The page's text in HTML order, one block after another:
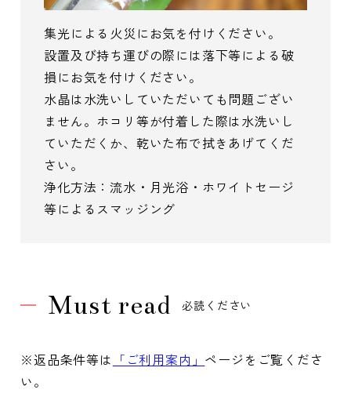
集光による火災にお気を付けください。
設置及び持ち運びの際には落下等による破
損にお気を付けください。
水晶は水洗いしていただいても問題ござい
ません。ホコリ等が付着した際は水洗いし
ていただくか、乾いた布で拭きあげてくだ
さい。
浄化方法：流水・月光浴・ホワイトセージ
等によるスマッジング
Must read 必読ください
※返品条件等は 「ご利用案内」 ページをご覧くださ
い。